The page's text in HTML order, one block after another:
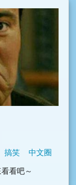
搞笑 中文圈
看吧～